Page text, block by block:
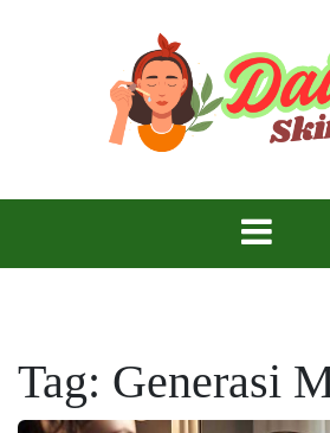
Daily Skin
Tag: Generasi